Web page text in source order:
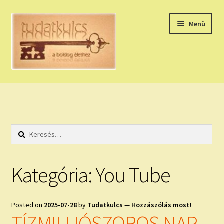
Ugrás
navigációhoz
Kilépés
tartalomba
Menü
HÚZZ EGY KÁRTYÁT!
HOLDNAPTÁR
NAPI ASZTROLÓGIA
KÉRJ EGY MEGERŐSÍTÉST!
Keresés:
Kategória:You Tube
Posted on 2025-07-28by Tudatkulcs — Hozzászólás most!